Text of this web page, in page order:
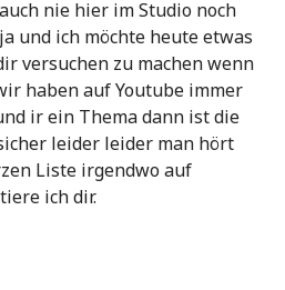
nie hier im Studio noch
und ich möchte heute etwas
versuchen zu machen wenn
haben auf Youtube immer
ir ein Thema dann ist die
leider leider man hört
Liste irgendwo auf
ich dir.